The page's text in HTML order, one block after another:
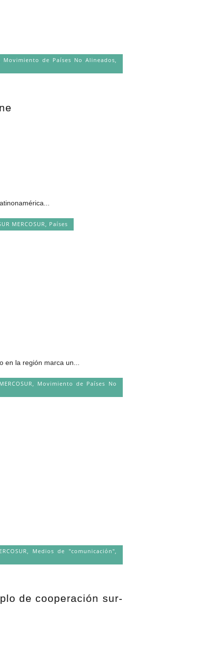
Movimiento de Países No Alineados,
MERCOSUR Países
en la región marca un...
, Movimiento de Países No
, Medios de "comunicación",
de cooperación sur-